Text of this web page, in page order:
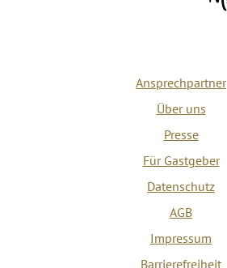
Ansprechpartner
Über uns
Presse
Für Gastgeber
Datenschutz
AGB
Impressum
Barrierefreiheit